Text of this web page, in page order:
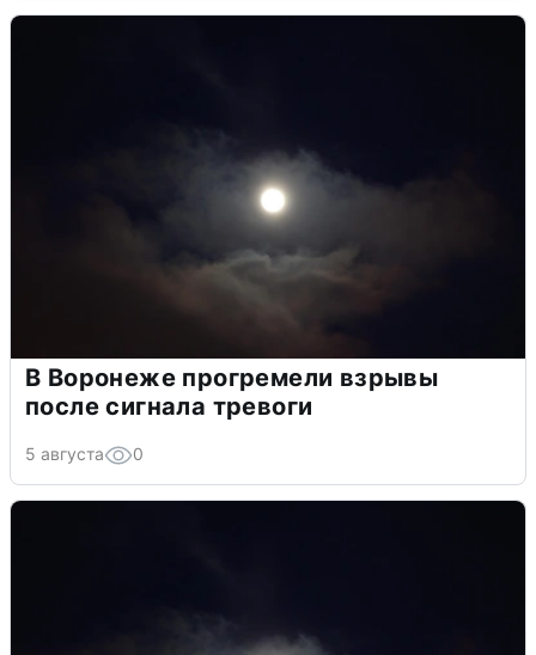
В Воронеже прогремели взрывы
после сигнала тревоги
5 августа 0